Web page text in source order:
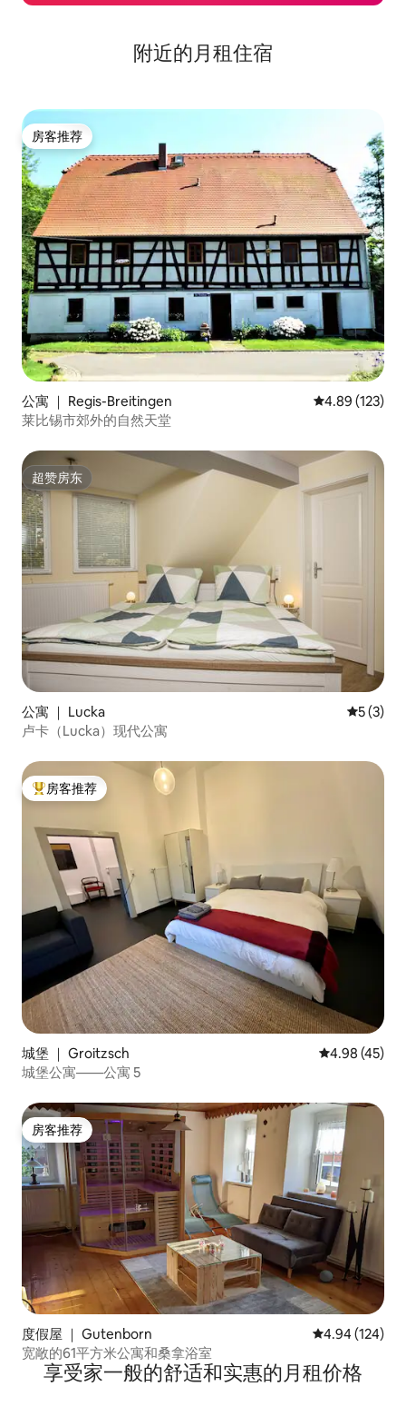
附近的月租住宿
房客推荐
房客推荐
公寓 ｜ Regis-Breitingen 平均评分 4.89
4.89 (123)
莱比锡市郊外的自然天堂
超赞房东
超赞房东
公寓 ｜ Lucka 平均评分
5 (3)
卢卡（Lucka）现代公寓
热门「房客推荐」
房客推荐
城堡 ｜ Groitzsch 平均评分
4.98 (45)
城堡公寓——公寓 5
房客推荐
房客推荐
度假屋 ｜ Gutenborn 平均评分 4.94
4.94 (124)
宽敞的61平方米公寓和桑拿浴室
享受家一般的舒适和实惠的月租价格